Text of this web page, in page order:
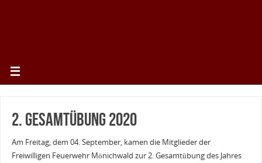
2. Gesamtübung 2020
Am Freitag, dem 04. September, kamen die Mitglieder der
Freiwilligen Feuerwehr Mönichwald zur 2. Gesamtübung des Jahres